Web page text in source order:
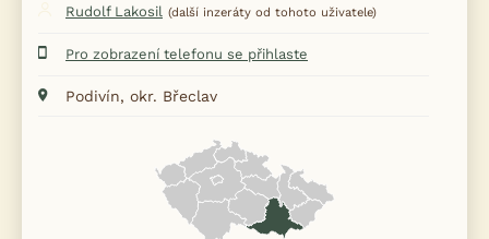
Rudolf Lakosil (další inzeráty od tohoto uživatele)
Pro zobrazení telefonu se přihlaste
Podivín, okr. Břeclav